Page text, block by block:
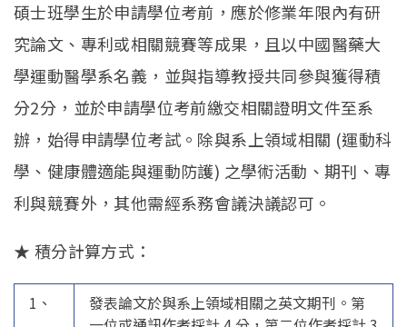
Open submenu (學生專區)
學生專區
Open
招生訊息(link is external)
Open submenu (系友專區)
系友專區
English
碩士班學生於申請學位考前，應於修業年限內有研
究論文、專利或相關競賽等成果，且以中國醫藥大
學運動醫學系名義，並與指導教授共同參與獲得積
分2分，並於申請學位考前繳交相關證明文件至系
辦，始得申請學位考試。除與系上領域相關 (運動科
學、健康體適能與運動防護) 之學術活動、期刊、專
利與競賽外，其他需經系務會議決議認可。
★ 積分計算方式：
1、
發表論文於與系上領域相關之英文期刊。第